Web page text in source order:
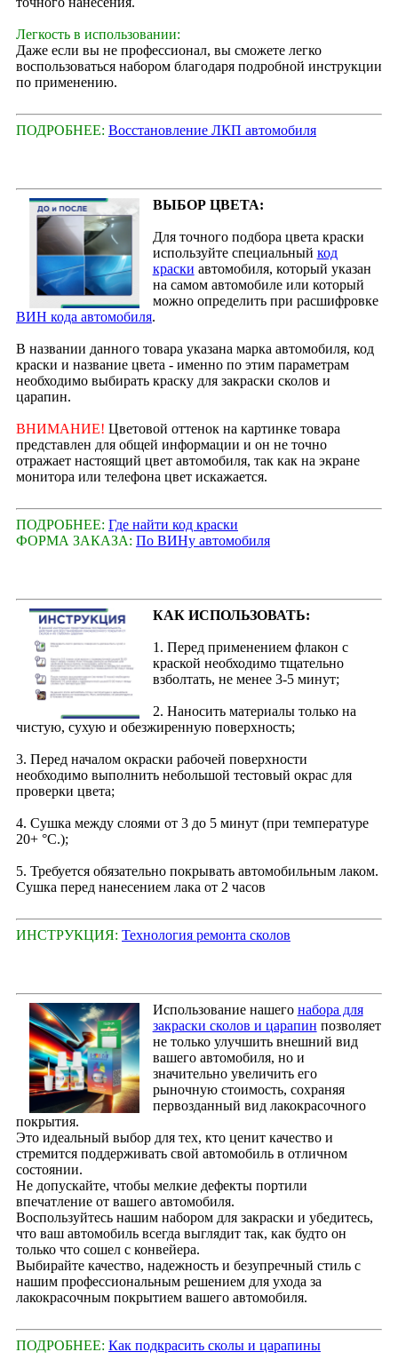
Легкость в использовании:
Даже если вы не профессионал, вы сможете легко
воспользоваться набором благодаря подробной инструкции
по применению.
ПОДРОБНЕЕ: Восстановление ЛКП автомобиля
ВЫБОР ЦВЕТА:
Для точного подбора цвета краски
используйте специальный код
краски автомобиля, который указан
на самом автомобиле или который
можно определить при расшифровке
ВИН кода автомобиля.
В названии данного товара указана марка автомобиля, код
краски и название цвета - именно по этим параметрам
необходимо выбирать краску для закраски сколов и
царапин.
ВНИМАНИЕ! Цветовой оттенок на картинке товара
представлен для общей информации и он не точно
отражает настоящий цвет автомобиля, так как на экране
монитора или телефона цвет искажается.
ПОДРОБНЕЕ: Где найти код краски
ФОРМА ЗАКАЗА: По ВИНу автомобиля
КАК ИСПОЛЬЗОВАТЬ:
1. Перед применением флакон с
краской необходимо тщательно
взболтать, не менее 3-5 минут;
2. Наносить материалы только на
чистую, сухую и обезжиренную поверхность;
3. Перед началом окраски рабочей поверхности
необходимо выполнить небольшой тестовый окрас для
проверки цвета;
4. Сушка между слоями от 3 до 5 минут (при температуре
20+ °С.);
5. Требуется обязательно покрывать автомобильным лаком.
Сушка перед нанесением лака от 2 часов
ИНСТРУКЦИЯ: Технология ремонта сколов
Использование нашего набора для
закраски сколов и царапин позволяет
не только улучшить внешний вид
вашего автомобиля, но и
значительно увеличить его
рыночную стоимость, сохраняя
первозданный вид лакокрасочного
покрытия.
Это идеальный выбор для тех, кто ценит качество и
стремится поддерживать свой автомобиль в отличном
состоянии.
Не допускайте, чтобы мелкие дефекты портили
впечатление от вашего автомобиля.
Воспользуйтесь нашим набором для закраски и убедитесь,
что ваш автомобиль всегда выглядит так, как будто он
только что сошел с конвейера.
Выбирайте качество, надежность и безупречный стиль с
нашим профессиональным решением для ухода за
лакокрасочным покрытием вашего автомобиля.
ПОДРОБНЕЕ: Как подкрасить сколы и царапины